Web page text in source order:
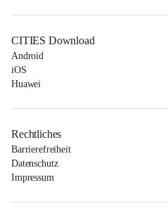
CITIES Download
Android
iOS
Huawei
Rechtliches
Barrierefreiheit
Datenschutz
Impressum